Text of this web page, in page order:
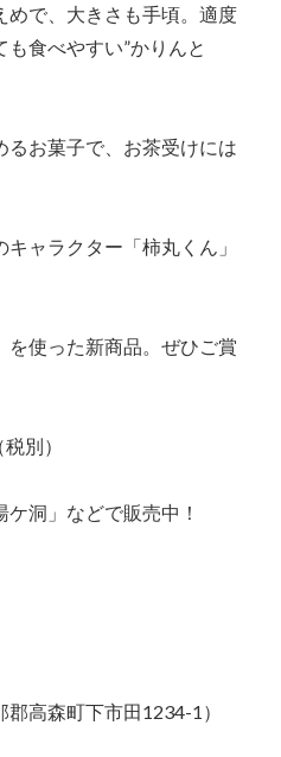
めで、大きさも手頃。適度
食べやすい”かりんと
るお菓子で、お茶受けには
ャラクター「柿丸くん」
を使った新商品。ぜひご賞
別）
洞」などで販売中！
高森町下市田1234-1）